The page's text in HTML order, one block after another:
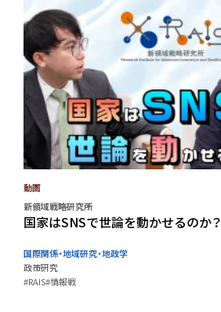
動画
新領域戦略研究所
国家はSNSで世論を動かせるのか？
国際関係・地域研究・地政学
政策研究
#RAIS#情報戦